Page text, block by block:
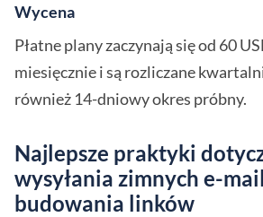
Wycena
Płatne plany zaczynają się od 60
miesięcznie i są rozliczane
również 14-dniowy okres próbny.
Najlepsze praktyki
wysyłania zimnych e-
budowania linków